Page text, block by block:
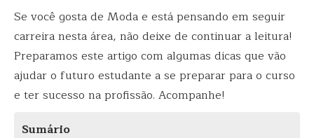
Se você gosta de Moda e está pensando em seguir
carreira nesta área, não deixe de continuar a leitura!
Preparamos este artigo com algumas dicas que vão
ajudar o futuro estudante a se preparar para o curso
e ter sucesso na profissão. Acompanhe!
Sumário